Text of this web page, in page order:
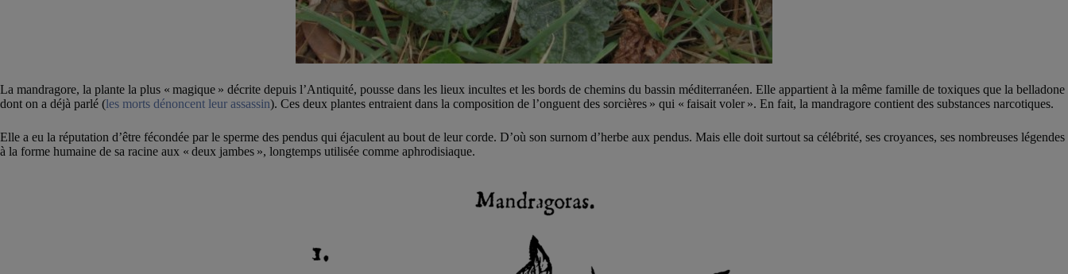
La mandragore, la plante la plus « magique » décrite depuis l’Antiquité, pousse dans les lieux incultes et les bords de chemins du bassin méditerranéen. Elle appartient à la même famille de toxiques que la belladone
dont on a déjà parlé (les morts dénoncent leur assassin). Ces deux plantes entraient dans la composition de l’onguent des sorcières » qui « faisait voler ». En fait, la mandragore contient des substances narcotiques.
Elle a eu la réputation d’être fécondée par le sperme des pendus qui éjaculent au bout de leur corde. D’où son surnom d’herbe aux pendus. Mais elle doit surtout sa célébrité, ses croyances, ses nombreuses légendes
à la forme humaine de sa racine aux « deux jambes », longtemps utilisée comme aphrodisiaque.